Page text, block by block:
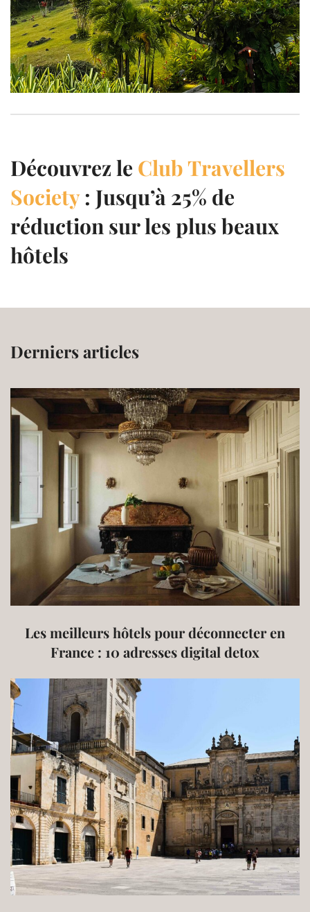
Découvrez le Club Travellers
Society: Jusqu’à 25% de
réduction sur les plus beaux
hôtels
Derniers articles
Les meilleurs hôtels pour déconnecter en
France : 10 adresses digital detox